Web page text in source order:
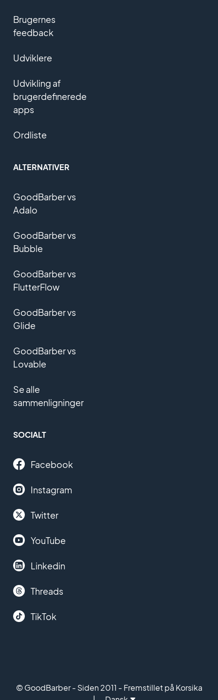
Brugernes
feedback
Udviklere
Udvikling af
brugerdefinerede
apps
Ordliste
ALTERNATIVER
GoodBarber vs
Adalo
GoodBarber vs
Bubble
GoodBarber vs
FlutterFlow
GoodBarber vs
Glide
GoodBarber vs
Lovable
Se alle
sammenligninger
SOCIALT
Facebook
Instagram
Twitter
YouTube
Linkedin
Threads
TikTok
© GoodBarber - Siden 2011 - Fremstillet på Korsika